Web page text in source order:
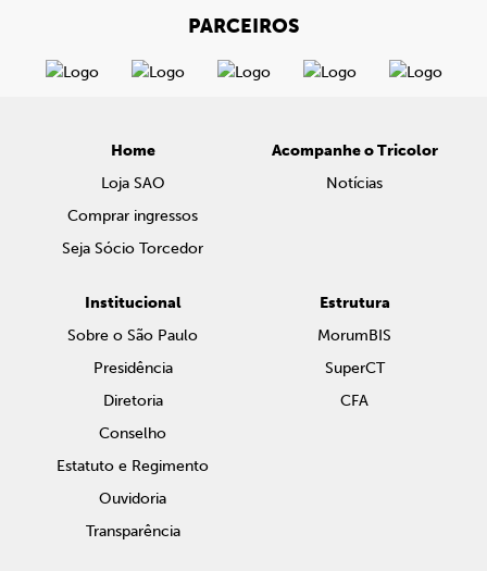
PARCEIROS
Home
Loja SAO
Comprar ingressos
Seja Sócio Torcedor
Acompanhe o Tricolor
Notícias
Institucional
Sobre o São Paulo
Presidência
Diretoria
Conselho
Estatuto e Regimento
Ouvidoria
Transparência
Estrutura
MorumBIS
SuperCT
CFA